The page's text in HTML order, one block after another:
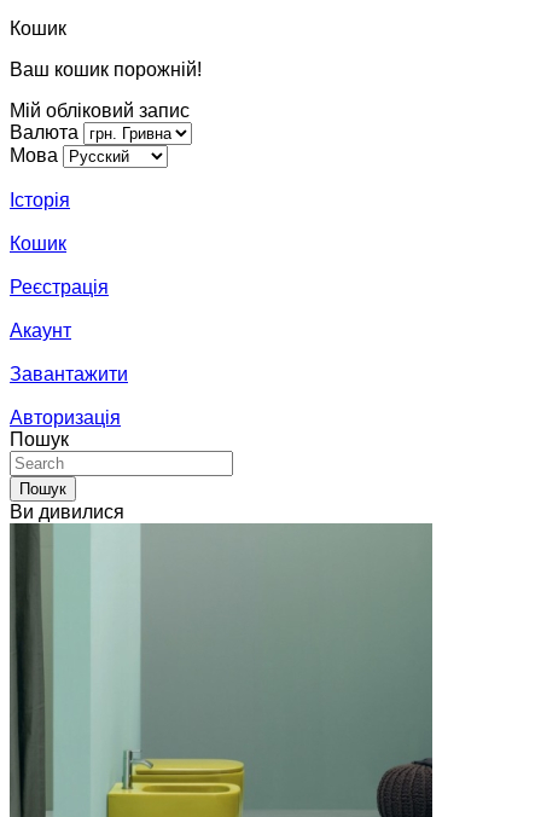
Кошик
Ваш кошик порожній!
Мій обліковий запис
Валюта
Мова
Історія
Кошик
Реєстрація
Акаунт
Завантажити
Авторизація
Пошук
Пошук
Ви дивилися